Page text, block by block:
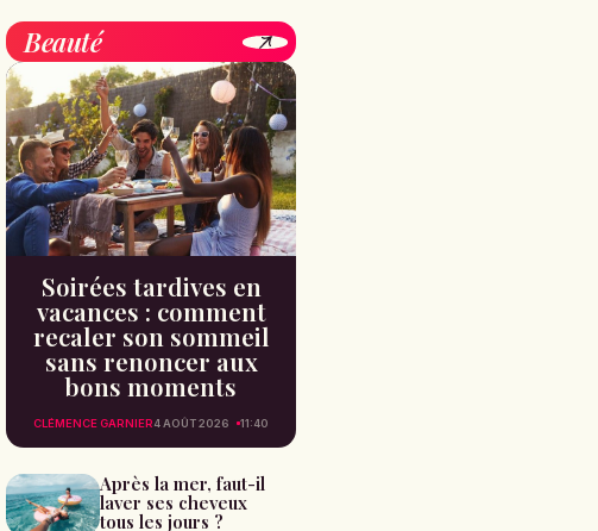
Beauté
Soirées tardives en
vacances : comment
recaler son sommeil
sans renoncer aux
bons moments
CLÉMENCE GARNIER4 AOÛT 2026 11:40
Après la mer, faut-il
laver ses cheveux
tous les jours ?